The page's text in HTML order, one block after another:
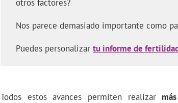
otros factores?
Nos parece demasiado importante como
Puedes personalizar tu informe de
Todos estos avances permiten realizar